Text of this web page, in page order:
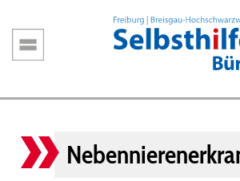
zum
Inhalt
Hauptnavigation